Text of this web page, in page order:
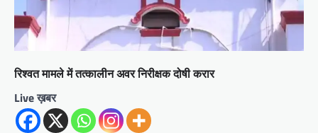
रिश्वत मामले में तत्कालीन अवर निरीक्षक दोषी करार
Live ख़बर